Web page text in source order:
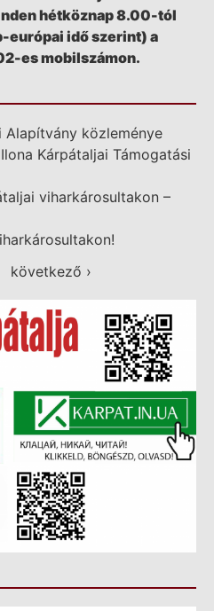
hétköznap 8.00-tól
európai idő szerint) a
es mobilszámon.
Alapítvány közleménye
Kárpátaljai Támogatási
viharkárosultakon –
következő ›